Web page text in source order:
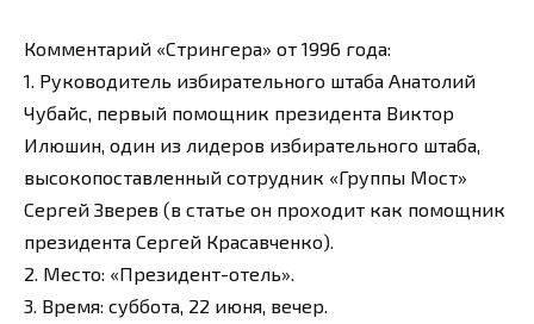
Комментарий «Стрингера» от 1996 года:
1. Руководитель избирательного штаба Анатолий
Чубайс, первый помощник президента Виктор
Илюшин, один из лидеров избирательного штаба,
высокопоставленный сотрудник «Группы Мост»
Сергей Зверев (в статье он проходит как помощник
президента Сергей Красавченко).
2. Место: «Президент-отель».
3. Время: суббота, 22 июня, вечер.